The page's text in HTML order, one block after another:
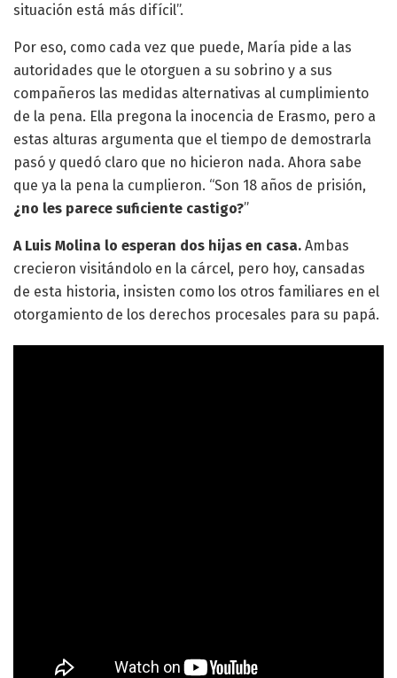
situación está más difícil”.
Por eso, como cada vez que puede, María pide a las
autoridades que le otorguen a su sobrino y a sus
compañeros las medidas alternativas al cumplimiento
de la pena. Ella pregona la inocencia de Erasmo, pero a
estas alturas argumenta que el tiempo de demostrarla
pasó y quedó claro que no hicieron nada. Ahora sabe
que ya la pena la cumplieron. “Son 18 años de prisión,
¿no les parece suficiente castigo?”
A Luis Molina lo esperan dos hijas en casa. Ambas
crecieron visitándolo en la cárcel, pero hoy, cansadas
de esta historia, insisten como los otros familiares en el
otorgamiento de los derechos procesales para su papá.